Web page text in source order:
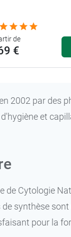
de
€
2002 par des
et
de Cytologie
synthèse
pour la